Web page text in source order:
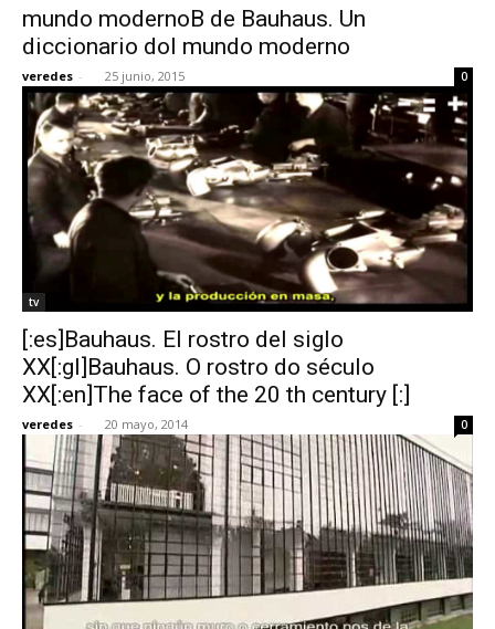
mundo modernoB de Bauhaus. Un
diccionario dol mundo moderno
veredes - 25 junio, 2015 0
tv
[:es]Bauhaus. El rostro del siglo
XX[:gl]Bauhaus. O rostro do século
XX[:en]The face of the 20 th century [:]
veredes - 20 mayo, 2014 0